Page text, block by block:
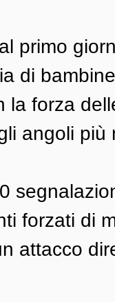
primo
di
la forza
angoli più
forzati di
attacco